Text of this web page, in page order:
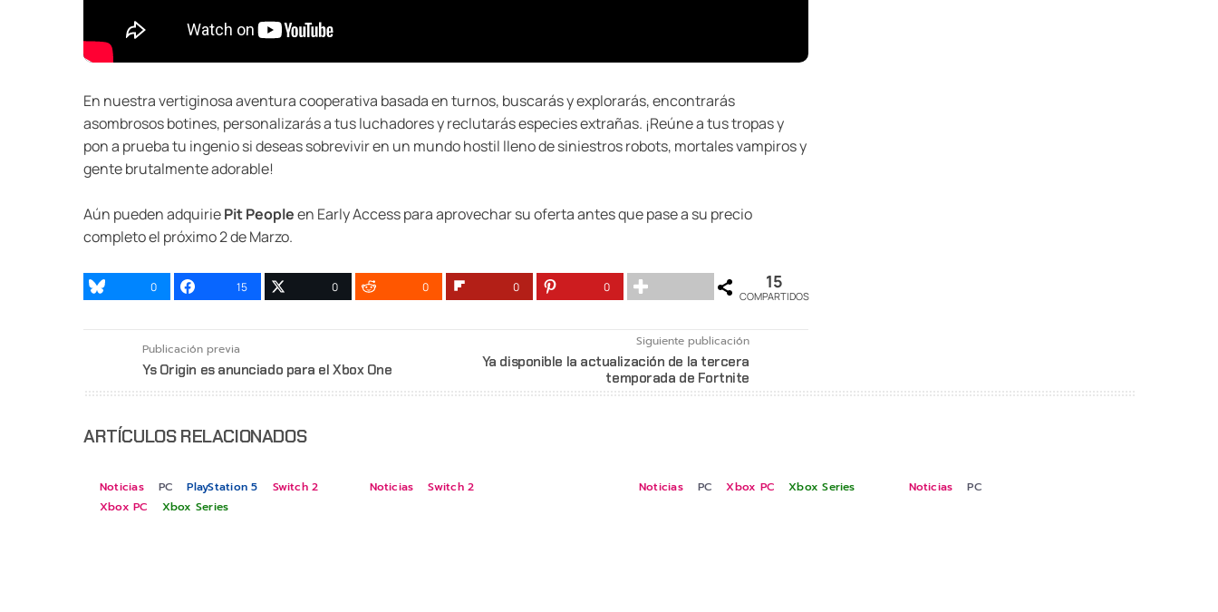
En nuestra vertiginosa aventura cooperativa basada en turnos, buscarás y explorarás, encontrarás
asombrosos botines, personalizarás a tus luchadores y reclutarás especies extrañas. ¡Reúne a tus tropas y
pon a prueba tu ingenio si deseas sobrevivir en un mundo hostil lleno de siniestros robots, mortales vampiros y
gente brutalmente adorable!
Aún pueden adquiriePit Peopleen Early Access para aprovechar su oferta antes que pase a su precio
completo el próximo 2 de Marzo.
0 15 0 0 0 0 15
COMPARTIDOS
Publicación previa
Ys Origin es anunciado para el Xbox One
Siguiente publicación
Ya disponible la actualización de la tercera
temporada de Fortnite
ARTÍCULOS RELACIONADOS
Noticias PC PlayStation 5
Switch 2
Xbox PC
Xbox Series
Noticias Switch 2 Noticias PC Xbox PC Xbox Series Noticias PC